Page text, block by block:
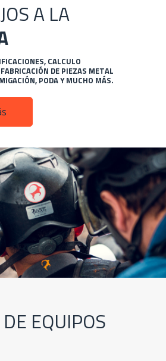
A LA
CALCULO
FABRICACIÓN DE PIEZAS METAL
PODA Y MUCHO MÁS.
EQUIPOS